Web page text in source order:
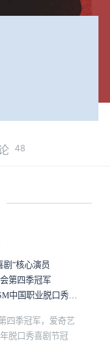
48
剧”核心演员
第四季冠军
四季冠军，爱奇艺
脱口秀喜剧节冠